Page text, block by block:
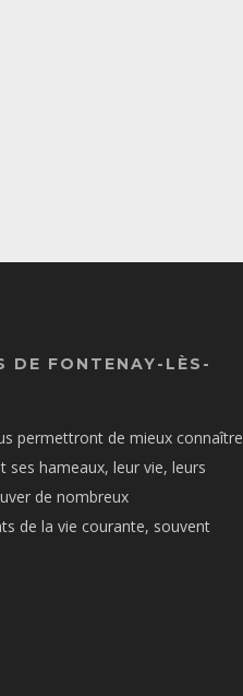
DE FONTENAY-LÈS-
permettront de mieux connaître
ses hameaux, leur vie, leurs
de nombreux
de la vie courante, souvent